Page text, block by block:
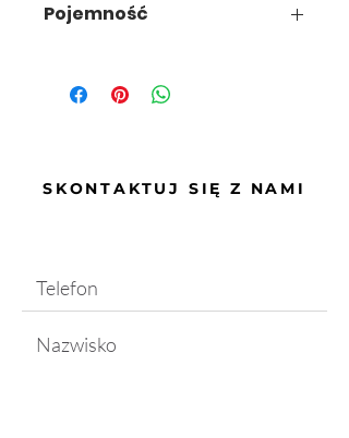
Pojemność
SKONTAKTUJ SIĘ Z NAMI